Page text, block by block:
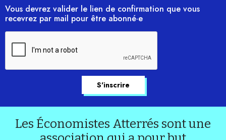
Vous devrez valider le lien de confirmation que vous
recevrez par mail pour être abonné·e
Les Économistes Atterrés sont une